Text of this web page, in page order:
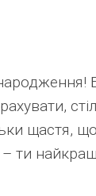
щастя,
ти